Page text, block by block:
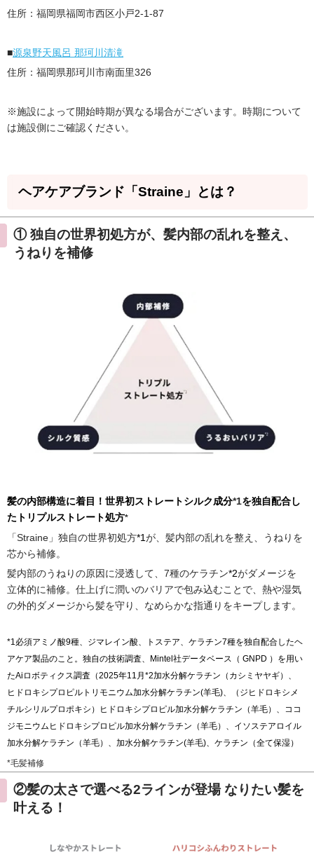
住所：福岡県福岡市西区小戸2-1-87
■源泉野天風呂 那珂川清滝
住所：福岡県那珂川市南面里326
※施設によって開始時期が異なる場合がございます。時期について
は施設側にご確認ください。
ヘアケアブランド「Straine」とは？
① 独自の世界初処方が、髪内部の乱れを整え、
うねりを補修
髪の内部構造に着目！世界初ストレートシルク成分*1を独自配合し
たトリプルストレート処方*
「Straine」独自の世界初処方*1が、髪内部の乱れを整え、うねりを
芯から補修。
髪内部のうねりの原因に浸透して、7種のケラチン*2がダメージを
立体的に補修。仕上げに潤いのバリアで包み込むことで、 熱や湿気
の外的ダメージから髪を守り
、なめらかな指通りをキープします。
*1必須アミノ酸9種、ジマレイン酸、トステア、ケラチン7種を独自配合したヘ
アケア製品のこと。独自の技術調査、Mintel社データベース（ GNPD ）を用い
たAiロボティクス調査（2025年11月*2加水分解ケラチン（カシミヤヤギ）、
ヒドロキシプロピルトリモニウム加水分解ケラチン(羊毛)、（ジヒドロキシメ
チルシリルプロポキシ）ヒドロキシプロピル加水分解ケラチン（羊毛）、ココ
ジモニウムヒドロキシプロピル加水分解ケラチン（羊毛）、イソステアロイル
加水分解ケラチン（羊毛）、加水分解ケラチン(羊毛)、ケラチン（全て保湿）
*毛髪補修
②髪の太さで選べる2ラインが登場 なりたい髪を
叶える！